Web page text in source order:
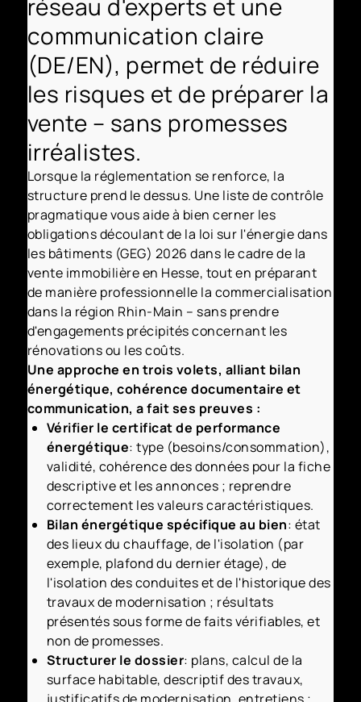
réseau d'experts et une
communication claire
(DE/EN), permet de réduire
les risques et de préparer la
vente – sans promesses
irréalistes.
Lorsque la réglementation se renforce, la
structure prend le dessus. Une liste de contrôle
pragmatique vous aide à bien cerner les
obligations découlant de la loi sur l'énergie dans
les bâtiments (GEG) 2026 dans le cadre de la
vente immobilière en Hesse, tout en préparant
de manière professionnelle la commercialisation
dans la région Rhin-Main – sans prendre
d'engagements précipités concernant les
rénovations ou les coûts.
Une approche en trois volets, alliant bilan
énergétique, cohérence documentaire et
communication, a fait ses preuves :
Vérifier le certificat de performance
énergétique: type (besoins/consommation),
validité, cohérence des données pour la fiche
descriptive et les annonces ; reprendre
correctement les valeurs caractéristiques.
Bilan énergétique spécifique au bien: état
des lieux du chauffage, de l'isolation (par
exemple, plafond du dernier étage), de
l'isolation des conduites et de l'historique des
travaux de modernisation ; résultats
présentés sous forme de faits vérifiables, et
non de promesses.
Structurer le dossier: plans, calcul de la
surface habitable, descriptif des travaux,